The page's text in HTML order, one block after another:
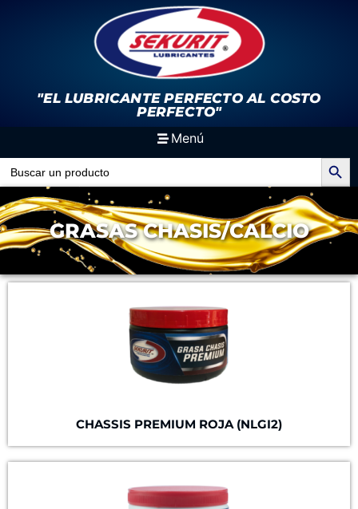
"EL LUBRICANTE PERFECTOAL COSTO
PERFECTO"
Menú
Search
for:
Search Button
GRASAS CHASIS/CALCIO
CHASSIS PREMIUM ROJA (NLGI2)